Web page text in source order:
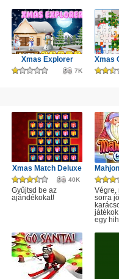
Xmas Explorer
7K
Xmas Match Deluxe
40K
Gyűjtsd be az
ajándékokat!
Végre,
sorra
egy